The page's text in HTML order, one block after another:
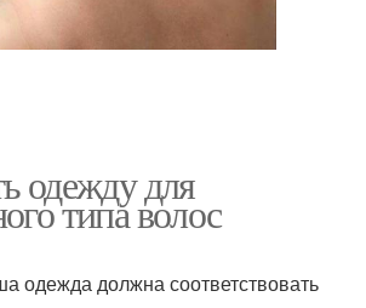
одежду для
типа волос
одежда должна соответствовать